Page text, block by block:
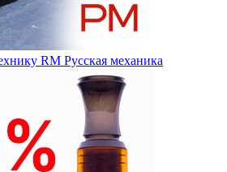
RM Русская механика